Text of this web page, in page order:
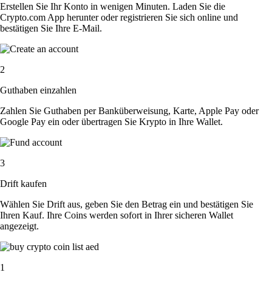
Erstellen Sie Ihr Konto in wenigen Minuten. Laden Sie die
Crypto.com App herunter oder registrieren Sie sich online und
bestätigen Sie Ihre E-Mail.
2
Guthaben einzahlen
Zahlen Sie Guthaben per Banküberweisung, Karte, Apple Pay oder
Google Pay ein oder übertragen Sie Krypto in Ihre Wallet.
3
Drift kaufen
Wählen Sie Drift aus, geben Sie den Betrag ein und bestätigen Sie
Ihren Kauf. Ihre Coins werden sofort in Ihrer sicheren Wallet
angezeigt.
1